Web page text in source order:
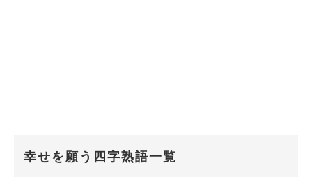
幸せを願う四字熟語一覧